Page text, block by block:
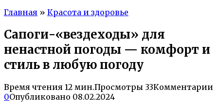
Главная » Красота и здоровье
Сапоги-«вездеходы» для
ненастной погоды — комфорт и
стиль в любую погоду
Время чтения 12 мин.Просмотры 33Комментарии
0Опубликовано 08.02.2024